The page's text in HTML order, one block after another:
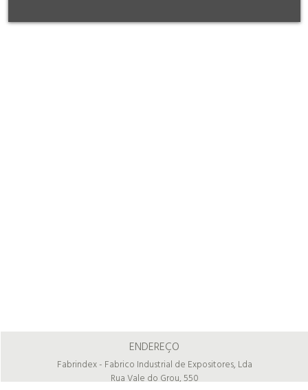
ENDEREÇO
Fabrindex - Fabrico Industrial de Expositores, Lda
Rua Vale do Grou, 550